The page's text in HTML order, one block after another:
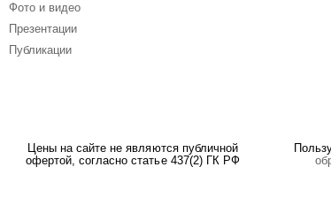
Фото и видео
Презентации
Публикации
Цены на сайте не являются публичной
офертой, согласно статье 437(2) ГК РФ